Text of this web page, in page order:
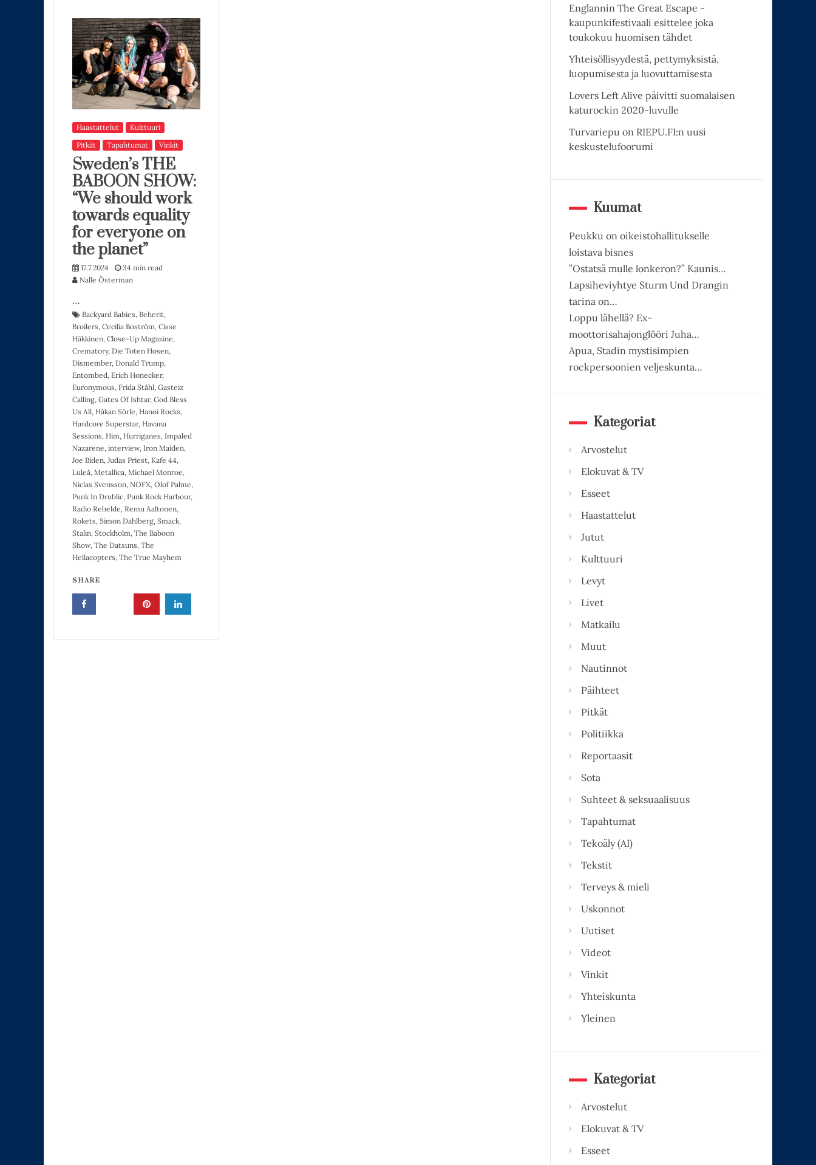
Haastattelut
Kulttuuri
Pitkät
Tapahtumat Vinkit
Sweden’s THE
BABOON SHOW:
“We should work
towards equality
for everyone on
the planet”
17.7.2024
34 min read
Nalle Österman
…
Backyard Babies, Beherit,
Broilers, Cecilia Boström, Cisse
Häkkinen, Close-Up Magazine,
Crematory, Die Toten Hosen,
Dismember, Donald Trump,
Entombed, Erich Honecker,
Euronymous, Frida Ståhl, Gasteiz
Calling, Gates Of Ishtar, God Bless
Us All, Håkan Sörle, Hanoi Rocks,
Hardcore Superstar, Havana
Sessions, Him, Hurriganes, Impaled
Nazarene, interview, Iron Maiden,
Joe Biden, Judas Priest, Kafe 44,
Luleå, Metallica, Michael Monroe,
Niclas Svensson, NOFX, Olof Palme,
Punk In Drublic, Punk Rock Harbour,
Radio Rebelde, Remu Aaltonen,
Rokets, Simon Dahlberg, Smack,
Stalin, Stockholm, The Baboon
Show, The Datsuns, The
Hellacopters, The True Mayhem
SHARE
Englannin The Great Escape -
kaupunkifestivaali esittelee joka
toukokuu huomisen tähdet
Yhteisöllisyydestä, pettymyksistä,
luopumisesta ja luovuttamisesta
Lovers Left Alive päivitti suomalaisen
katurockin 2020-luvulle
Turvariepu on RIEPU.FI:n uusi
keskustelufoorumi
Kuumat
Peukku on oikeistohallitukselle
loistava bisnes
”Ostatsä mulle lonkeron?” Kaunis…
Lapsiheviyhtye Sturm Und Drangin
tarina on…
Loppu lähellä? Ex-
moottorisahajonglööri Juha…
Apua, Stadin mystisimpien
rockpersoonien veljeskunta…
Kategoriat
Arvostelut
Elokuvat & TV
Esseet
Haastattelut
Jutut
Kulttuuri
Levyt
Livet
Matkailu
Muut
Nautinnot
Päihteet
Pitkät
Politiikka
Reportaasit
Sota
Suhteet & seksuaalisuus
Tapahtumat
Tekoäly (AI)
Tekstit
Terveys & mieli
Uskonnot
Uutiset
Videot
Vinkit
Yhteiskunta
Yleinen
Kategoriat
Arvostelut
Elokuvat & TV
Esseet